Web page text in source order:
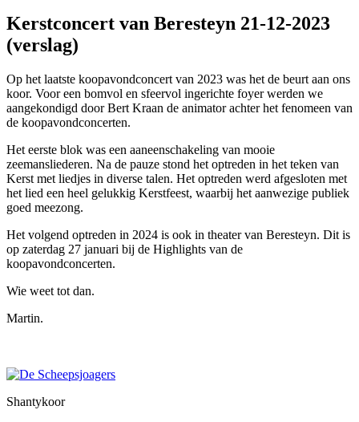
Kerstconcert van Beresteyn 21-12-2023
(verslag)
Op het laatste koopavondconcert van 2023 was het de beurt aan ons
koor. Voor een bomvol en sfeervol ingerichte foyer werden we
aangekondigd door Bert Kraan de animator achter het fenomeen van
de koopavondconcerten.
Het eerste blok was een aaneenschakeling van mooie
zeemansliederen. Na de pauze stond het optreden in het teken van
Kerst met liedjes in diverse talen. Het optreden werd afgesloten met
het lied een heel gelukkig Kerstfeest, waarbij het aanwezige publiek
goed meezong.
Het volgend optreden in 2024 is ook in theater van Beresteyn. Dit is
op zaterdag 27 januari bij de Highlights van de
koopavondconcerten.
Wie weet tot dan.
Martin.
Shantykoor